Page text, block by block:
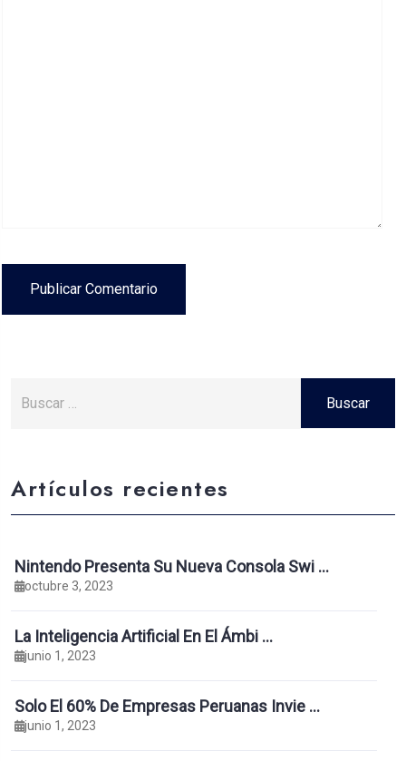
Artículos recientes
Nintendo Presenta Su Nueva Consola Swi …
octubre 3, 2023
La Inteligencia Artificial En El Ámbi …
junio 1, 2023
Solo El 60% De Empresas Peruanas Invie …
junio 1, 2023